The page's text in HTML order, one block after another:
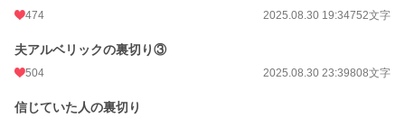
474 2025.08.30 19:34752文字
夫アルベリックの裏切り③
504 2025.08.30 23:39808文字
信じていた人の裏切り